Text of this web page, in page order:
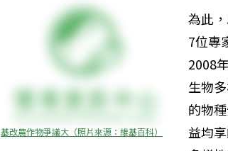
基改農作物爭議大（照片來源：維基百科）
為此
7位專
2008
生物
的物
益均